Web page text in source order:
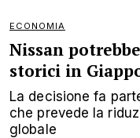
ECONOMIA
Nissan
storici in
La decisione fa
che prevede la
globale